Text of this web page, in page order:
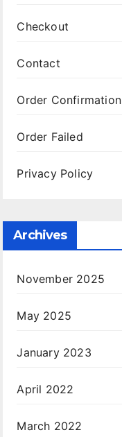
Checkout
Contact
Order Confirmation
Order Failed
Privacy Policy
Archives
November 2025
May 2025
January 2023
April 2022
March 2022